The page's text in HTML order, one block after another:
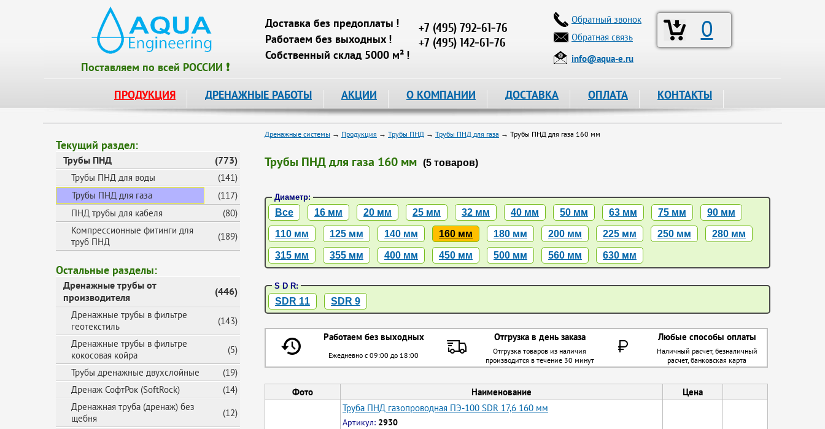
Поставляем по всей РОССИИ ❗
Доставка без предоплаты !
Работаем без выходных !
Собственный склад 5000 м² !
+7 (495) 792-61-76
+7 (495) 142-61-76
0
Обратный звонок
Обратная связь
info@aqua-e.ru
ПРОДУКЦИЯ ДРЕНАЖНЫЕ РАБОТЫ АКЦИИ О КОМПАНИИ ДОСТАВКА ОПЛАТА КОНТАКТЫ
Текущий раздел:
Трубы ПНД (773)
Трубы ПНД для воды
(141)
Трубы ПНД для газа
(117)
ПНД трубы для кабеля
(80)
Компрессионные фитинги для
труб ПНД
(189)
Остальные разделы:
Дренажные трубы от
производителя
(446)
Дренажные трубы в фильтре
геотекстиль
(143)
Дренажные трубы в фильтре
кокосовая койра
(5)
Трубы дренажные двухслойные
(19)
Дренаж СофтРок (SoftRock)
(14)
Дренажная труба (дренаж) без
щебня
(12)
Дренажные системы → Продукция → Трубы ПНД → Трубы ПНД для газа → Трубы ПНД для газа 160 мм
Трубы ПНД для газа 160 мм (5 товаров)
Диаметр:
Все 16 мм 20 мм 25 мм 32 мм 40 мм 50 мм 63 мм 75 мм 90 мм
110 мм 125 мм 140 мм 160 мм 180 мм 200 мм 225 мм 250 мм 280 мм
315 мм 355 мм 400 мм 450 мм 500 мм 560 мм 630 мм
S D R:
SDR 11 SDR 9
Работаем без выходных Отгрузка в день заказа Любые способы оплаты
Ежедневно с 09:00 до 18:00
Отгрузка товаров из наличия
производится в течение 30 минут
Наличный расчет, безналичный
расчет, банковская карта
Фото Наименование
Цена
Труба ПНД газопроводная ПЭ-100 SDR 17,6 160 мм
Артикул: 2930